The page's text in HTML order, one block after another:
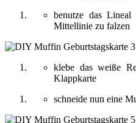
benutze das
Mittellinie zu falzen
klebe das weiße
Klappkarte
schneide nun eine